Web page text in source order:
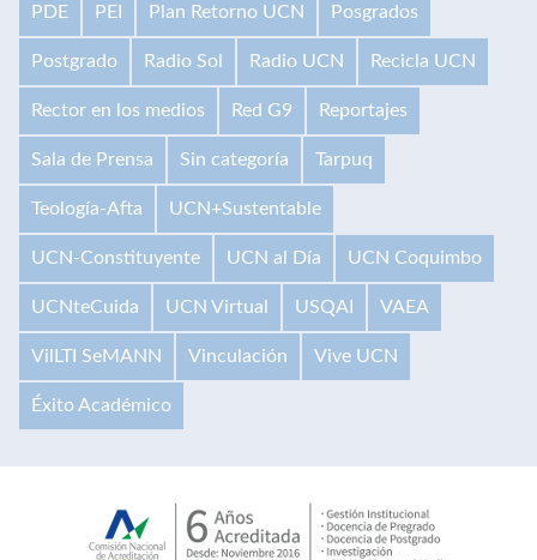
PDE PEI Plan Retorno UCN Posgrados
Postgrado Radio Sol Radio UCN Recicla UCN
Rector en los medios Red G9 Reportajes
Sala de Prensa Sin categoría Tarpuq
Teología-Afta UCN+Sustentable
UCN-Constituyente UCN al Día UCN Coquimbo
UCNteCuida UCN Virtual USQAI VAEA
VilLTI SeMANN Vinculación Vive UCN
Éxito Académico